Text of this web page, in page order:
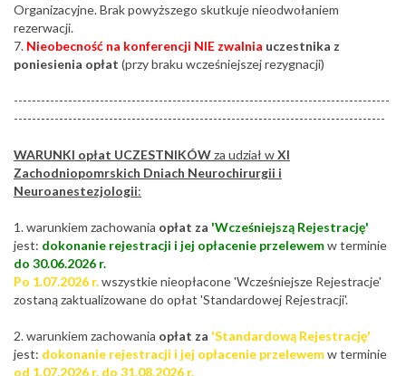
Organizacyjne. Brak powyższego skutkuje nieodwołaniem
rezerwacji.
7. Nieobecność na konferencji NIE zwalnia uczestnika z
poniesienia opłat (przy braku wcześniejszej rezygnacji)
-----------------------------------------------------------------------------------
----------------------------------------------------------------------------------
WARUNKI opłat UCZESTNIKÓWza udział wXI
Zachodniopomrskich Dniach Neurochirurgii i
Neuroanestezjologii:
1. warunkiem zachowania opłat za 'Wcześniejszą Rejestrację'
jest: dokonanie rejestracji i jej opłacenie przelewemw terminie
do 30.06.2026 r.
Po 1.07.2026 r.wszystkie nieopłacone 'Wcześniejsze Rejestracje'
zostaną zaktualizowane do opłat 'Standardowej Rejestracji'.
2. warunkiem zachowania opłat za 'Standardową Rejestrację'
jest: dokonanie rejestracji i jej opłacenie przelewemw terminie
od 1.07.2026 r. do 31.08.2026 r.